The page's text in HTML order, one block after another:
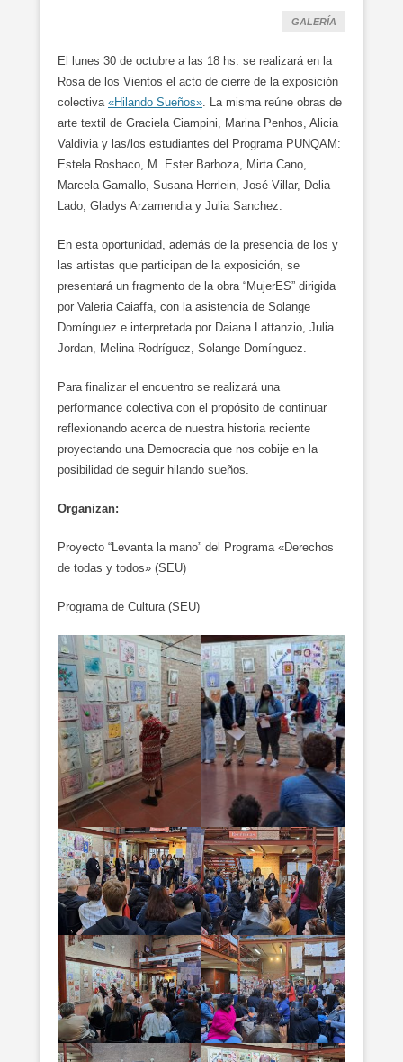
GALERÍA
El lunes 30 de octubre a las 18 hs. se realizará en la
Rosa de los Vientos el acto de cierre de la exposición
colectiva «Hilando Sueños». La misma reúne obras de
arte textil de Graciela Ciampini, Marina Penhos, Alicia
Valdivia y las/los estudiantes del Programa PUNQAM:
Estela Rosbaco, M. Ester Barboza, Mirta Cano,
Marcela Gamallo, Susana Herrlein, José Villar, Delia
Lado, Gladys Arzamendia y Julia Sanchez.
En esta oportunidad, además de la presencia de los y
las artistas que participan de la exposición, se
presentará un fragmento de la obra “MujerES” dirigida
por Valeria Caiaffa, con la asistencia de Solange
Domínguez e interpretada por Daiana Lattanzio, Julia
Jordan, Melina Rodríguez, Solange Domínguez.
Para finalizar el encuentro se realizará una
performance colectiva con el propósito de continuar
reflexionando acerca de nuestra historia reciente
proyectando una Democracia que nos cobije en la
posibilidad de seguir hilando sueños.
Organizan:
Proyecto “Levanta la mano” del Programa «Derechos
de todas y todos» (SEU)
Programa de Cultura (SEU)